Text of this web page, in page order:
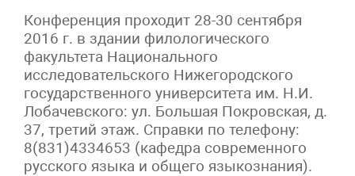
Конференция проходит 28-30 сентября
2016 г. в здании филологического
факультета Национального
исследовательского Нижегородского
государственного университета им. Н.И.
Лобачевского: ул. Большая Покровская, д.
37, третий этаж. Справки по телефону:
8(831)4334653 (кафедра современного
русского языка и общего языкознания).